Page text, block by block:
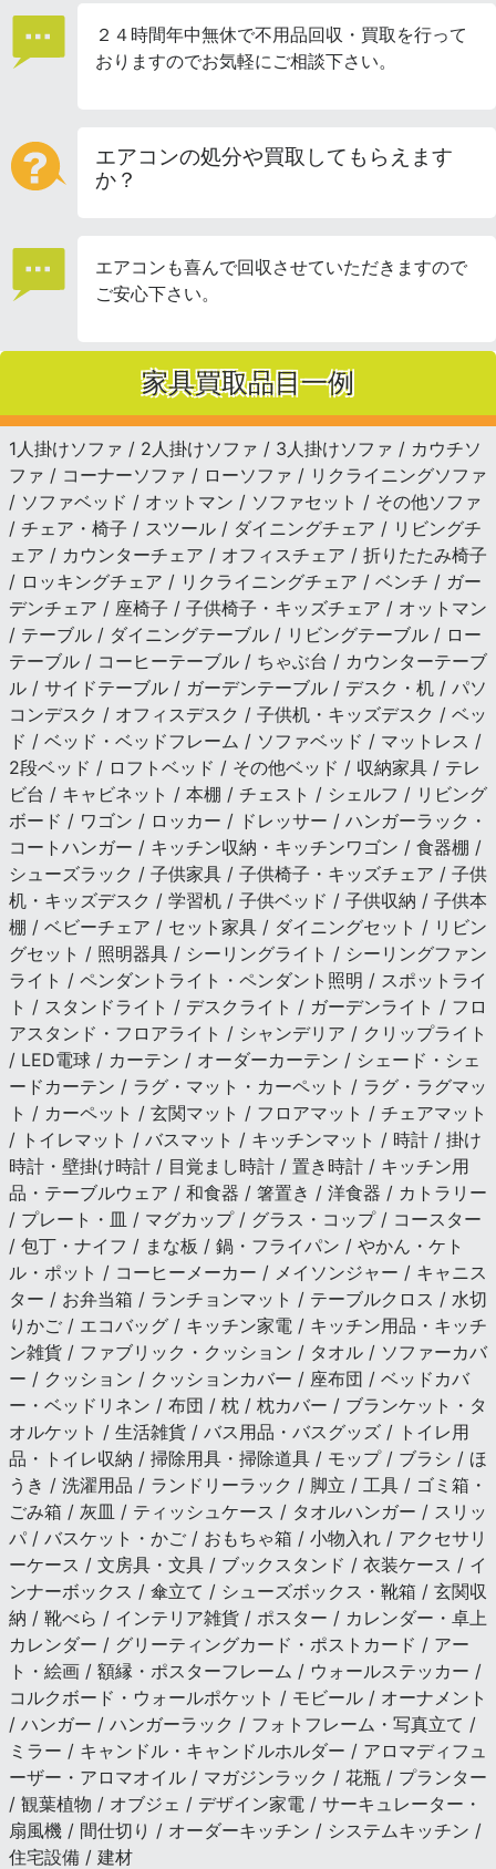
２４時間年中無休で不用品回収・買取を行って
おりますのでお気軽にご相談下さい。
エアコンの処分や買取してもらえます
か？
エアコンも喜んで回収させていただきますので
ご安心下さい。
家具買取品目一例
1人掛けソファ / 2人掛けソファ / 3人掛けソファ / カウチソ
ファ / コーナーソファ / ローソファ / リクライニングソファ
/ ソファベッド / オットマン / ソファセット / その他ソファ
/ チェア・椅子 / スツール / ダイニングチェア / リビングチ
ェア / カウンターチェア / オフィスチェア / 折りたたみ椅子
/ ロッキングチェア / リクライニングチェア / ベンチ / ガー
デンチェア / 座椅子 / 子供椅子・キッズチェア / オットマン
/ テーブル / ダイニングテーブル / リビングテーブル / ロー
テーブル / コーヒーテーブル / ちゃぶ台 / カウンターテーブ
ル / サイドテーブル / ガーデンテーブル / デスク・机 / パソ
コンデスク / オフィスデスク / 子供机・キッズデスク / ベッ
ド / ベッド・ベッドフレーム / ソファベッド / マットレス /
2段ベッド / ロフトベッド / その他ベッド / 収納家具 / テレ
ビ台 / キャビネット / 本棚 / チェスト / シェルフ / リビング
ボード / ワゴン / ロッカー / ドレッサー / ハンガーラック・
コートハンガー / キッチン収納・キッチンワゴン / 食器棚 /
シューズラック / 子供家具 / 子供椅子・キッズチェア / 子供
机・キッズデスク / 学習机 / 子供ベッド / 子供収納 / 子供本
棚 / ベビーチェア / セット家具 / ダイニングセット / リビン
グセット / 照明器具 / シーリングライト / シーリングファン
ライト / ペンダントライト・ペンダント照明 / スポットライ
ト / スタンドライト / デスクライト / ガーデンライト / フロ
アスタンド・フロアライト / シャンデリア / クリップライト
/ LED電球 / カーテン / オーダーカーテン / シェード・シェ
ードカーテン / ラグ・マット・カーペット / ラグ・ラグマッ
ト / カーペット / 玄関マット / フロアマット / チェアマット
/ トイレマット / バスマット / キッチンマット / 時計 / 掛け
時計・壁掛け時計 / 目覚まし時計 / 置き時計 / キッチン用
品・テーブルウェア / 和食器 / 箸置き / 洋食器 / カトラリー
/ プレート・皿 / マグカップ / グラス・コップ / コースター
/ 包丁・ナイフ / まな板 / 鍋・フライパン / やかん・ケト
ル・ポット / コーヒーメーカー / メイソンジャー / キャニス
ター / お弁当箱 / ランチョンマット / テーブルクロス / 水切
りかご / エコバッグ / キッチン家電 / キッチン用品・キッチ
ン雑貨 / ファブリック・クッション / タオル / ソファーカバ
ー / クッション / クッションカバー / 座布団 / ベッドカバ
ー・ベッドリネン / 布団 / 枕 / 枕カバー / ブランケット・タ
オルケット / 生活雑貨 / バス用品・バスグッズ / トイレ用
品・トイレ収納 / 掃除用具・掃除道具 / モップ / ブラシ / ほ
うき / 洗濯用品 / ランドリーラック / 脚立 / 工具 / ゴミ箱・
ごみ箱 / 灰皿 / ティッシュケース / タオルハンガー / スリッ
パ / バスケット・かご / おもちゃ箱 / 小物入れ / アクセサリ
ーケース / 文房具・文具 / ブックスタンド / 衣装ケース / イ
ンナーボックス / 傘立て / シューズボックス・靴箱 / 玄関収
納 / 靴べら / インテリア雑貨 / ポスター / カレンダー・卓上
カレンダー / グリーティングカード・ポストカード / アー
ト・絵画 / 額縁・ポスターフレーム / ウォールステッカー /
コルクボード・ウォールポケット / モビール / オーナメント
/ ハンガー / ハンガーラック / フォトフレーム・写真立て /
ミラー / キャンドル・キャンドルホルダー / アロマディフュ
ーザー・アロマオイル / マガジンラック / 花瓶 / プランター
/ 観葉植物 / オブジェ / デザイン家電 / サーキュレーター・
扇風機 / 間仕切り / オーダーキッチン / システムキッチン /
住宅設備 / 建材